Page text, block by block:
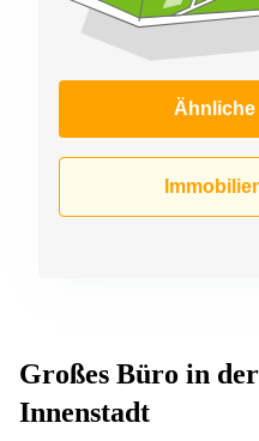
Ähnliche
Großes Büro in
Innenstadt